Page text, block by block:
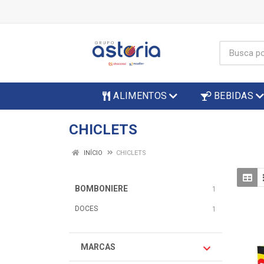
ALIMENTOS BEBIDAS
CHICLETS
INÍCIO CHICLETS
BOMBONIERE 1
DOCES 1
MARCAS